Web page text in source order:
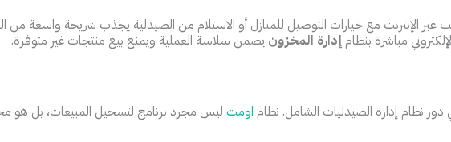
عبر الإنترنت مع خيارات التوصيل للمنازل أو الاستلام من الصيدلية يجذب شريحة واسعة من
مباشرة بنظام إدارة المخزون يضمن سلاسة العملية ويمنع بيع منتجات غير متوفرة.
دور نظام إدارة الصيدليات الشامل. نظام اومت ليس مجرد برنامج لتسجيل المبيعات، بل هو